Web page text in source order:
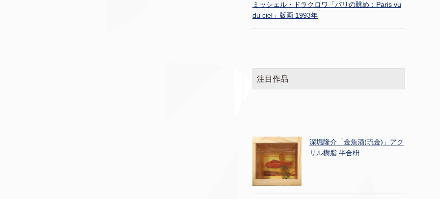
ミッシェル・ドラクロワ「パリの眺め：Paris vu
du ciel」版画 1993年
注目作品
深堀隆介「金魚酒(琉金)」アク
リル樹脂 半合枡